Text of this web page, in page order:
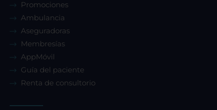
Promociones
Ambulancia
Aseguradoras
Membresías
AppMóvil
Guía del paciente
Renta de consultorio
Sistema de personalización de cookies
Cookies dirigidas
Cookies de funcionalidad